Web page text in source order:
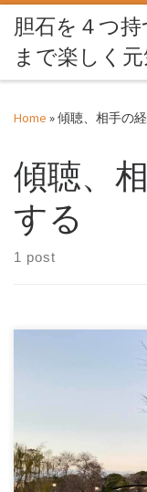
Skip to content
胆石を４つ
まで楽しく
Home »傾聴、相手の
傾聴、
する
1 post
今回のテーマは、
手の事をできるだ […]